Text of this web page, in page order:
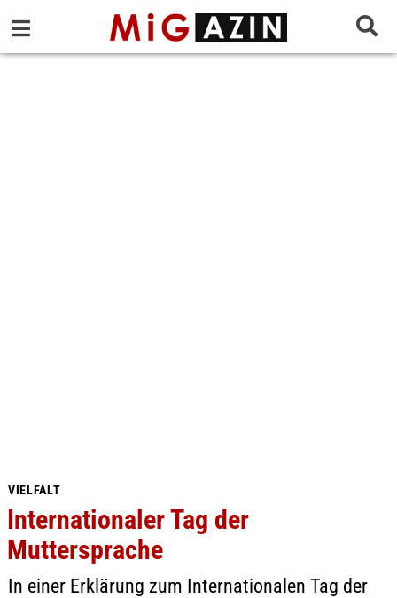
VIELFALT
Internationaler Tag der
Muttersprache
In einer Erklärung zum Internationalen Tag der